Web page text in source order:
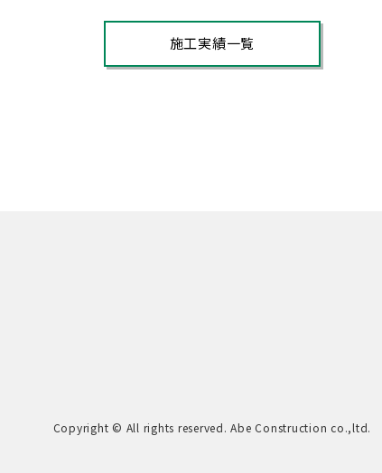
施工実績一覧
Copyright © All rights reserved. Abe Construction co.,ltd.